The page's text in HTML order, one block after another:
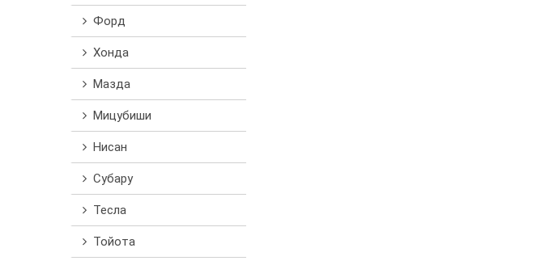
Форд
Хонда
Мазда
Мицубиши
Нисан
Субару
Тесла
Тойота